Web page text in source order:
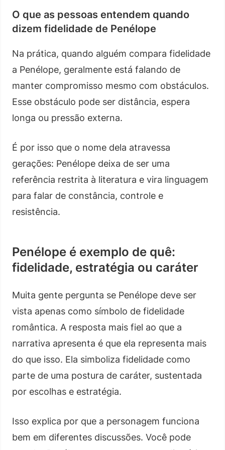
O que as pessoas entendem quando
dizem fidelidade de Penélope
Na prática, quando alguém compara fidelidade
a Penélope, geralmente está falando de
manter compromisso mesmo com obstáculos.
Esse obstáculo pode ser distância, espera
longa ou pressão externa.
É por isso que o nome dela atravessa
gerações: Penélope deixa de ser uma
referência restrita à literatura e vira linguagem
para falar de constância, controle e
resistência.
Penélope é exemplo de quê:
fidelidade, estratégia ou caráter
Muita gente pergunta se Penélope deve ser
vista apenas como símbolo de fidelidade
romântica. A resposta mais fiel ao que a
narrativa apresenta é que ela representa mais
do que isso. Ela simboliza fidelidade como
parte de uma postura de caráter, sustentada
por escolhas e estratégia.
Isso explica por que a personagem funciona
bem em diferentes discussões. Você pode